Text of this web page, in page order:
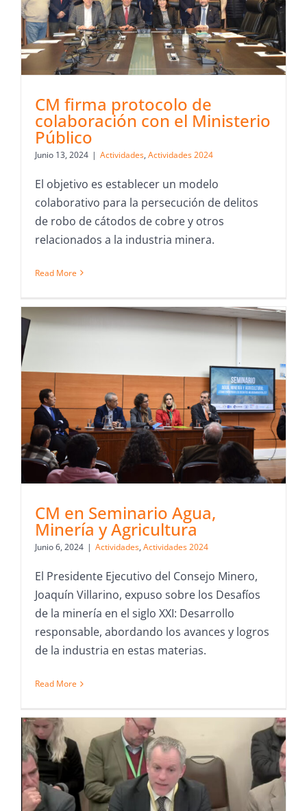
CM firma protocolo de
colaboración con el Ministerio
Público
Junio 13, 2024 | Actividades, Actividades 2024
El objetivo es establecer un modelo
colaborativo para la persecución de delitos
de robo de cátodos de cobre y otros
relacionados a la industria minera.
Read More
CM en Seminario Agua,
Minería y Agricultura
Junio 6, 2024 | Actividades, Actividades 2024
El Presidente Ejecutivo del Consejo Minero,
Joaquín Villarino, expuso sobre los Desafíos
de la minería en el siglo XXI: Desarrollo
responsable, abordando los avances y logros
de la industria en estas materias.
Read More